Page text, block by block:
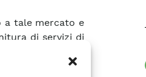
a tale mercato e
di servizi di
al
poi simulato, in